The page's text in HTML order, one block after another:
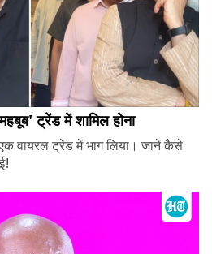
ट्रेंड में शामिल होना
वायरल ट्रेंड में भाग लिया। जानें कैसे